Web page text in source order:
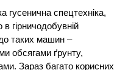
гусенична спецтехніка,
гірничодобувній
таких машин –
обсягами ґрунту,
Зараз багато корисних